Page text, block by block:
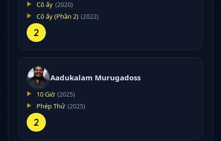
Cô ấy (2020)
Cô ấy (Phần 2) (2022)
2
Aadukalam Murugadoss
10 Giờ (2025)
Phép Thử (2025)
2